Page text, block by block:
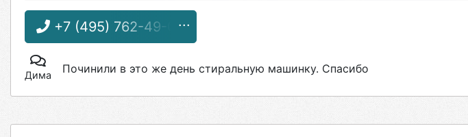
+7 (495) 762-49-03
Дима Починили в это же день стиральную машинку. Спасибо